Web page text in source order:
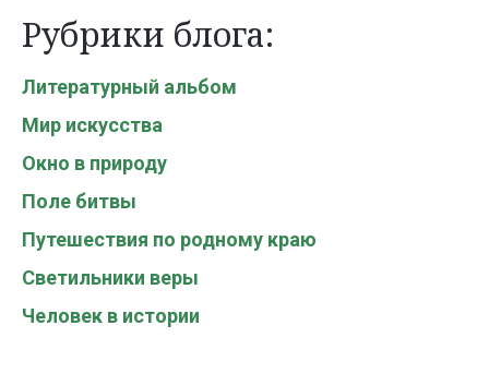
Рубрики блога:
Литературный альбом
Мир искусства
Окно в природу
Поле битвы
Путешествия по родному краю
Светильники веры
Человек в истории